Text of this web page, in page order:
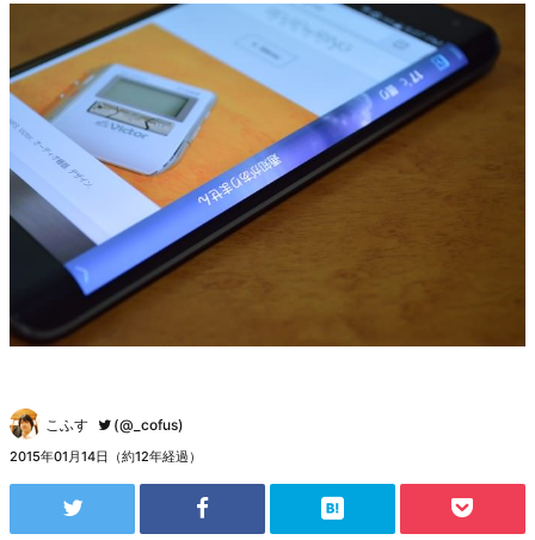
こふす (@_cofus)
2015年01月14日（約12年経過）